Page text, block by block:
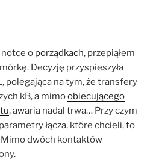
notce o porządkach, przepiąłem
Decyzję przyspieszyła
polegająca na tym, że transfery
kB, a mimoobiecującego
, awaria nadal trwa… Przy czym
łącza, które chcieli, to
dwóch kontaktów